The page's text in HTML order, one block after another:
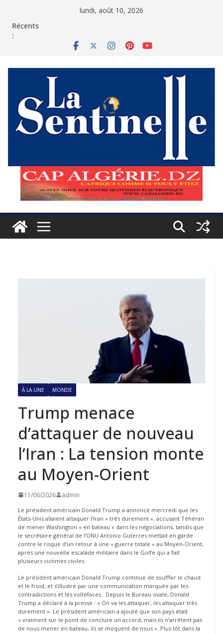
lundi, août 10, 2026
Récents
:
À LA UNE MONDE
Trump menace
d’attaquer de nouveau
l’Iran : La tension monte
au Moyen-Orient
11/06/2026 admin
Le président américain Donald Trump a annoncé mercredi que les
États-Unis allaient attaquer l’Iran « très durement », accusant Téhéran
de mener Washington « en bateau » dans les négociations, tandis que
le secrétaire général de l’ONU Antonio Guterres mettait en garde
contre le risque d’un retour à une « guerre totale » au Moyen-Orient,
après une nouvelle escalade militaire dans le Golfe qui a fait
plusieurs victimes civiles.
Le président américain Donald Trump continue de souffler le chaud
et le froid, et s’illustre par une communication marquée par les
contradictions et les voltefaces. Depuis le Bureau ovale, Donald
Trump a déclaré à la presse : « On va les attaquer, les attaquer très
durement ». Le président américain a ajouté que son pays était
« vraiment sur le point de conclure un accord, mais ils n’arrêtent pas
de nous mener en bateau, ils se moquent de nous ». Plus tôt dans la